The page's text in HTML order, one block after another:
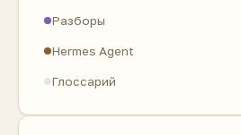
Разборы
Hermes Agent
Глоссарий